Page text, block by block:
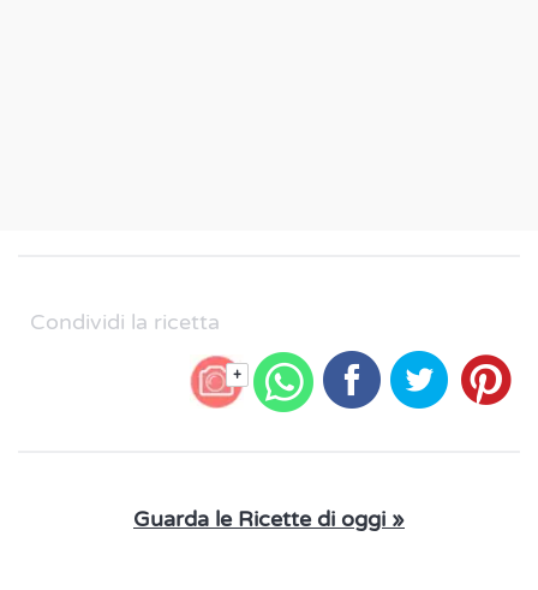
Condividi la ricetta
+
Guarda le Ricette di oggi »